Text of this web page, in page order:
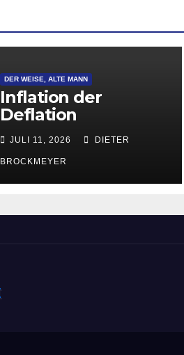
DER WEISE, ALTE MANN
Inflation der
Deflation
JULI 11, 2026 DIETER
BROCKMEYER